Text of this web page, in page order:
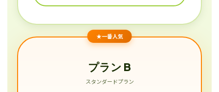
★一番人気
プラン B
スタンダードプラン